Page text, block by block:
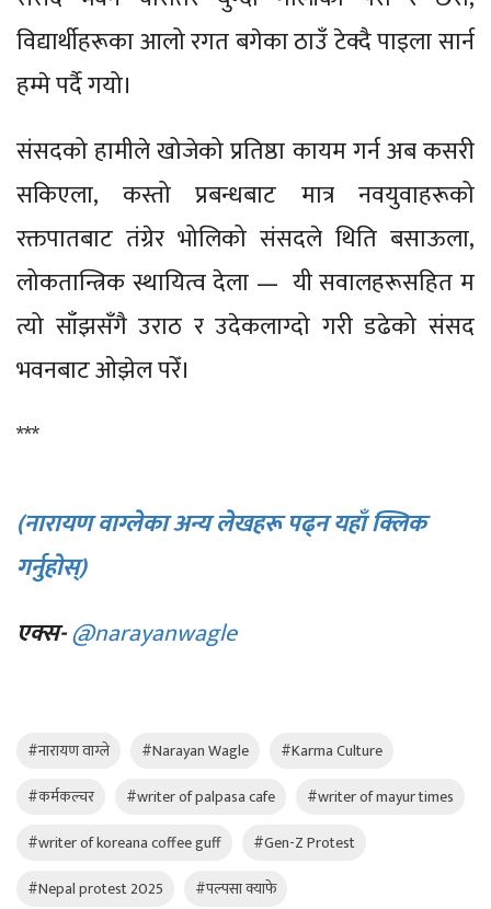
विद्यार्थीहरूका आलो रगत बगेका ठाउँ टेक्दै पाइला सार्न
हम्मे पर्दै गयो।
संसदको हामीले खोजेको प्रतिष्ठा कायम गर्न अब कसरी
सकिएला, कस्तो प्रबन्धबाट मात्र नवयुवाहरूको
रक्तपातबाट तंग्रेर भोलिको संसदले थिति बसाऊला,
लोकतान्त्रिक स्थायित्व देला — यी सवालहरूसहित म
त्यो साँझसँगै उराठ र उदेकलाग्दो गरी डढेको संसद
भवनबाट ओझेल परेँ।
***
(नारायण वाग्लेका अन्य लेखहरू पढ्न यहाँ क्लिक
गर्नुहोस्)
एक्स-@narayanwagle
#नारायण वाग्ले #Narayan Wagle
#Karma Culture
#कर्मकल्चर
#writer of palpasa cafe
#writer of mayur times
#writer of koreana coffee guff
#Gen-Z Protest
#Nepal protest 2025
#पल्पसा क्याफे